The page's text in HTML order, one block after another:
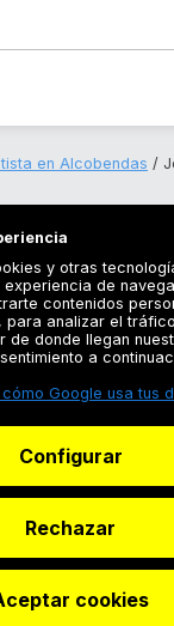
en Alcobendas
Registrarse
Technologies
y otras
de
contenidos
para analizar el
de donde llegan
a
Google usa tus
Configurar
Rechazar
cookies